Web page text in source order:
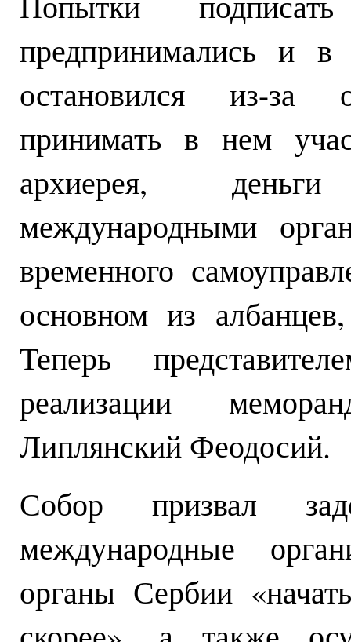
предпринимались и
остановился из-за
принимать в нем
архиерея,
международными
временного
основном из
Теперь
реализации
Липлянский Феодосий.
Собор призвал
международные
органы Сербии